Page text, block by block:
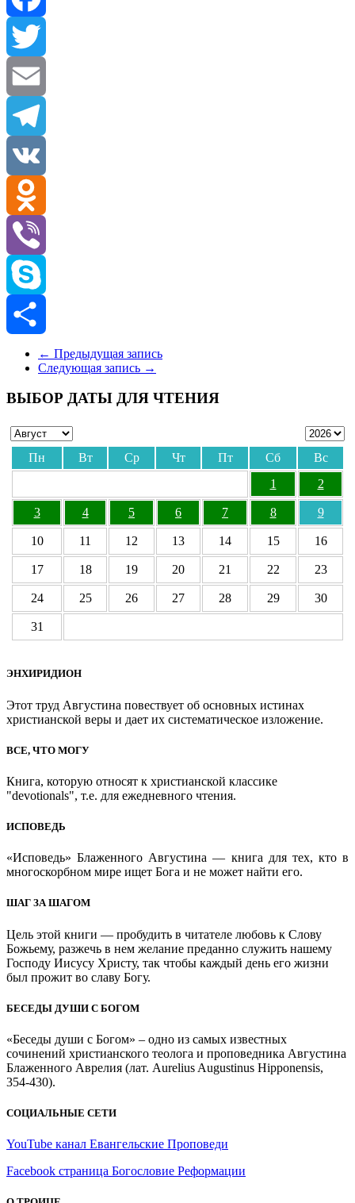
Facebook
Twitter
Email
Telegram
VK
Odnoklassniki
Viber
Skype
Отправить
← Предыдущая запись
Следующая запись →
ВЫБОР ДАТЫ ДЛЯ ЧТЕНИЯ
Пн Вт Ср Чт Пт Сб
Вс
1
2
3 4 5 6 7 8 9
10 11 12 13 14 15 16
17 18 19 20 21 22 23
24 25 26 27 28 29 30
31
ЭНХИРИДИОН
Этот труд Августина повествует об основных истинах
христианской веры и дает их систематическое изложение.
ВСЕ, ЧТО МОГУ
Книга, которую относят к христианской классике
"devotionals", т.е. для ежедневного чтения.
ИСПОВЕДЬ
«Исповедь» Блаженного Августина — книга для тех, кто в
многоскорбном мире ищет Бога и не может найти его.
ШАГ ЗА ШАГОМ
Цель этой книги — пробудить в читателе любовь к Слову
Божьему, разжечь в нем желание преданно служить нашему
Господу Иисусу Христу, так чтобы каждый день его жизни
был прожит во славу Богу.
БЕСЕДЫ ДУШИ С БОГОМ
«Беседы души с Богом» – одно из самых известных
сочинений христианского теолога и проповедника Августина
Блаженного Аврелия (лат. Aurelius Augustinus Hipponensis,
354-430).
СОЦИАЛЬНЫЕ СЕТИ
YouTube канал Евангельские Проповеди
Facebook страница Богословие Реформации